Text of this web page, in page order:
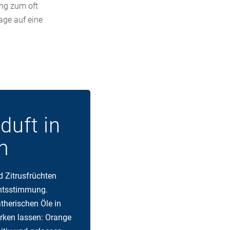
Menge
mal in
und
zum oft
auf eine
in
Zitrusfrüchten
Öle in
lassen: Orange